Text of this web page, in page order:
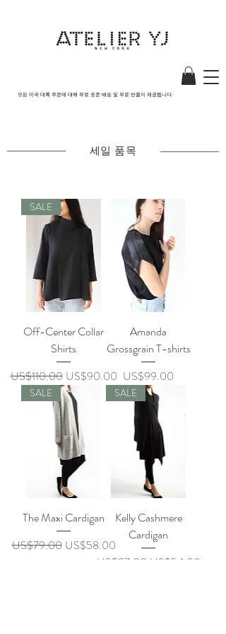
모든 미국 대륙 주문에 대해 무료 표준 배송 및 무료 반품이 제공됩니다.
세일 품목
SALE
Off-Center Collar
Shirts
일반가
US$110.00 할인가
US$90.00
Amanda
Grossgrain T-shirts
가격
US$99.00
SALE
The Maxi Cardigan
일반가
US$79.00 할인가
US$58.00
SALE
Kelly Cashmere
Cardigan
일반가
US$97.00 할인가
US$54.00